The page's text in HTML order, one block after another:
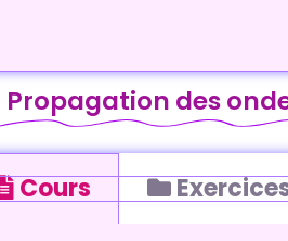
Propagation des
Cours